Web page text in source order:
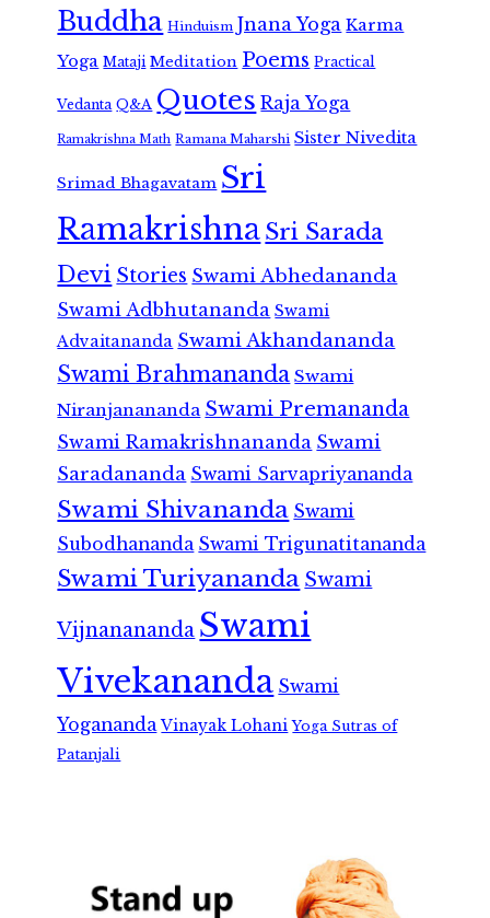
Buddha Hinduism Jnana Yoga Karma
Yoga Mataji Meditation Poems Practical
Vedanta Q&A Quotes Raja Yoga
Ramakrishna Math Ramana Maharshi Sister Nivedita
Srimad Bhagavatam Sri
RamakrishnaSri Sarada
Devi Stories Swami Abhedananda
Swami Adbhutananda Swami
Advaitananda Swami Akhandananda
Swami Brahmananda Swami
Niranjanananda Swami Premananda
Swami Ramakrishnananda Swami
Saradananda Swami Sarvapriyananda
Swami Shivananda Swami
Subodhananda Swami Trigunatitananda
Swami Turiyananda Swami
Vijnanananda Swami
Vivekananda Swami
Yogananda Vinayak Lohani Yoga Sutras of
Patanjali